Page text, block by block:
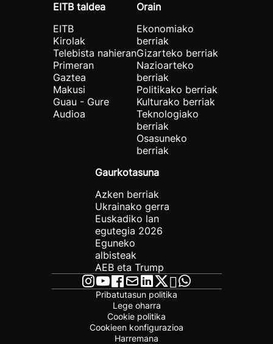
EITB taldea
EITB
Kirolak
Telebista nahieran
Primeran
Gaztea
Makusi
Guau - Gure
Audioa
Orain
Ekonomiako
berriak
Gizarteko berriak
Nazioarteko
berriak
Politikako berriak
Kulturako berriak
Teknologiako
berriak
Osasuneko
berriak
Gaurkotasuna
Azken berriak
Ukrainako gerra
Euskadiko lan
egutegia 2026
Eguneko
albisteak
AEB eta Trump
Pribatutasun politika
Lege oharra
Cookie politika
Cookieen konfigurazioa
Harremana